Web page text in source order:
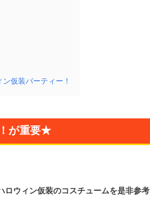
仮装パーティー！
が重要★
ロウィン仮装のコスチュームを是非参考